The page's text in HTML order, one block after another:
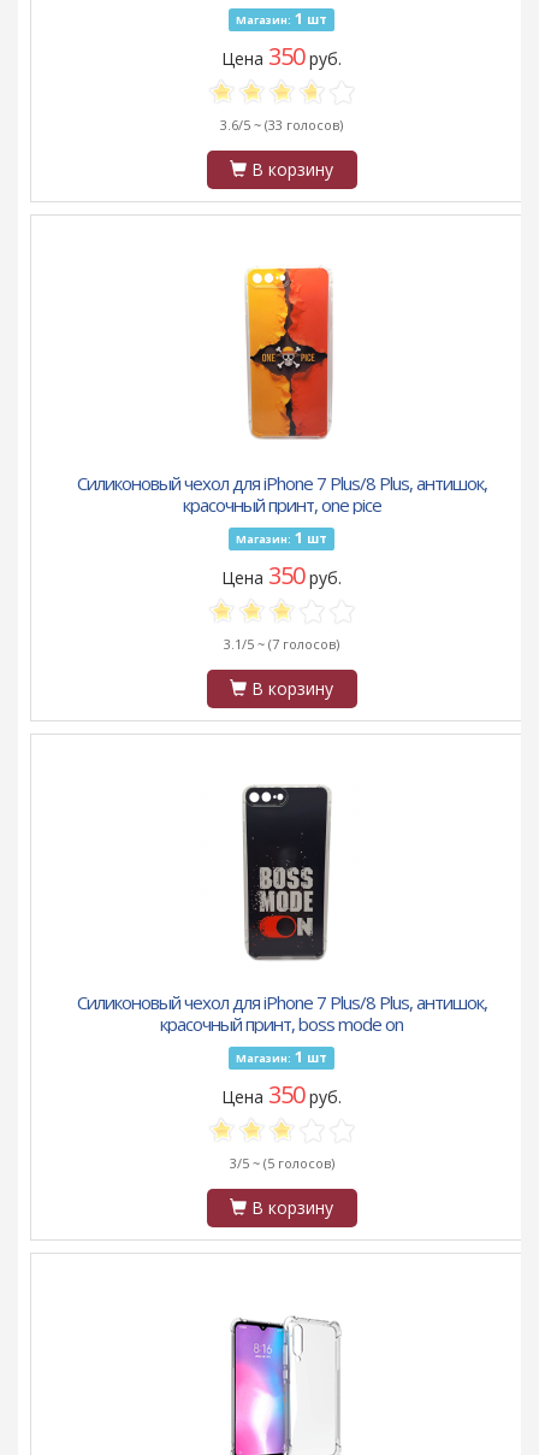
Магазин: 1 шт
Цена 350руб.
3.6/5 ~ (33 голосов)
В корзину
Силиконовый чехол для iPhone 7 Plus/8 Plus, антишок,
красочный принт, one pice
Магазин: 1 шт
Цена 350руб.
3.1/5 ~ (7 голосов)
В корзину
Силиконовый чехол для iPhone 7 Plus/8 Plus, антишок,
красочный принт, boss mode on
Магазин: 1 шт
Цена 350руб.
3/5 ~ (5 голосов)
В корзину